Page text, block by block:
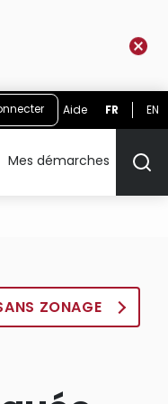
Aide FR EN
Mes démarches
ZONAGE